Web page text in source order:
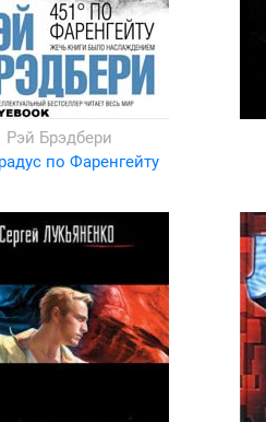
Рэй Брэдбери
по Фаренгейту